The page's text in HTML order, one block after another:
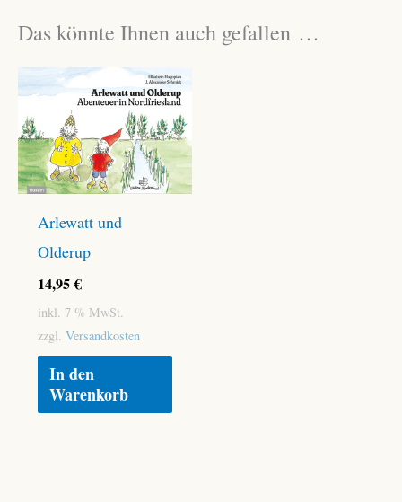
Das könnte Ihnen auch gefallen …
Arlewatt und
Olderup
14,95€
inkl. 7 % MwSt.
zzgl. Versandkosten
In den
Warenkorb